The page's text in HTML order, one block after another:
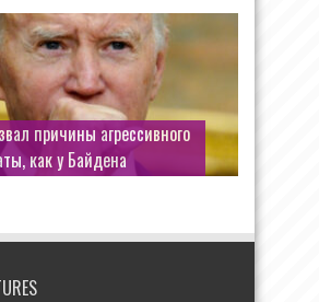
причины агрессивного
как у Байдена